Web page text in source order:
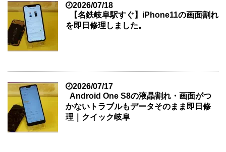
2026/07/18
【名鉄岐阜駅すぐ】iPhone11の画面割れ
を即日修理しました。
2026/07/17
Android One S8の液晶割れ・画面がつ
かないトラブルもデータそのまま即日修
理｜クイック岐阜